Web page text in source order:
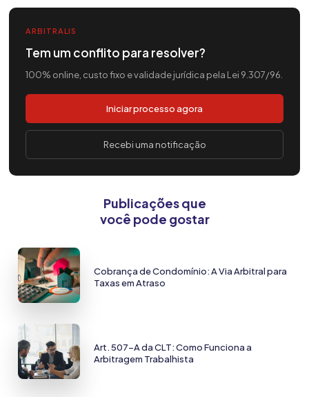
ARBITRALIS
Tem um conflito para resolver?
100% online, custo fixo e validade jurídica pela Lei 9.307/96.
Iniciar processo agora
Recebi uma notificação
Publicações que
você pode gostar
Cobrança de Condomínio: A Via Arbitral para
Taxas em Atraso
Art. 507-A da CLT: Como Funciona a
Arbitragem Trabalhista